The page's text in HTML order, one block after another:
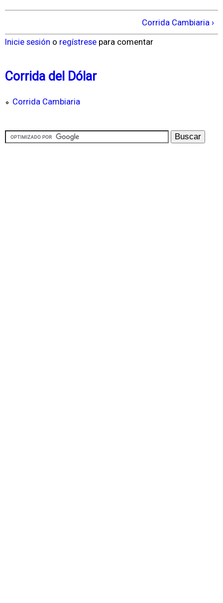
Corrida Cambiaria ›
Inicie sesión o regístrese para comentar
Corrida del Dólar
Corrida Cambiaria